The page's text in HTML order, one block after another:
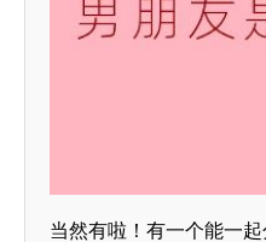
当然有啦！有一个能一